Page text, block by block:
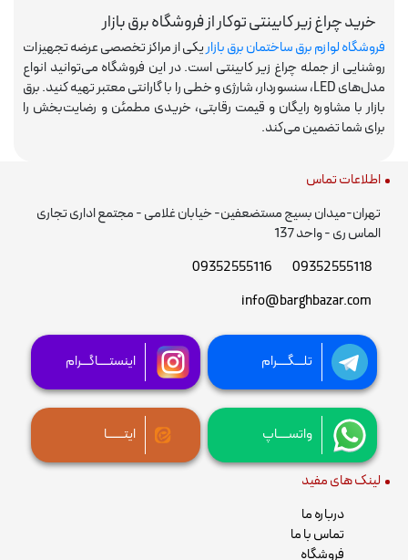
خرید چراغ زیر کابینتی توکار از فروشگاه برق بازار
فروشگاه لوازم برق ساختمان برق بازاریکی از مراکز تخصصی عرضه تجهیزات
روشنایی از جمله چراغ زیر کابینتی است. در این فروشگاه می‌توانید انواع
مدل‌های LED، سنسوردار، شارژی و خطی را با گارانتی معتبر تهیه کنید. برق
بازار با مشاوره رایگان و قیمت رقابتی، خریدی مطمئن و رضایت‌بخش را
برای شما تضمین می‌کند.
اطلاعات تماس
تهران-میدان بسیج مستضعفین- خیابان غلامی - مجتمع اداری تجاری
الماس ری - واحد 137
09352555118
09352555116
info@barghbazar.com
تلـــگــــرام اینستــــاگـــرام
واتســــاپ ایتــــــا
لینک های مفید
درباره ما
تماس با ما
فروشگاه